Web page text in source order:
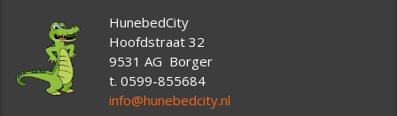
HunebedCity
Hoofdstraat 32
9531 AG Borger
t. 0599-855684
info@hunebedcity.nl